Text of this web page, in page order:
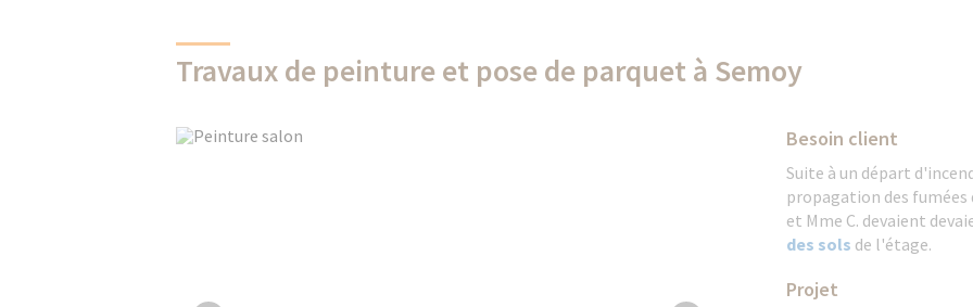
Travaux de peinture et pose de parquet à Semoy
Besoin client
Suite à un départ
propagation des
et Mme C. devaient
des sols de l'étage.
Projet